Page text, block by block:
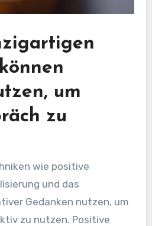
um
zu
wie positive
und das
Gedanken nutzen, um
zu nutzen. Positive